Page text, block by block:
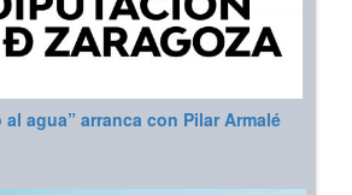
agua” arranca con Pilar Armalé